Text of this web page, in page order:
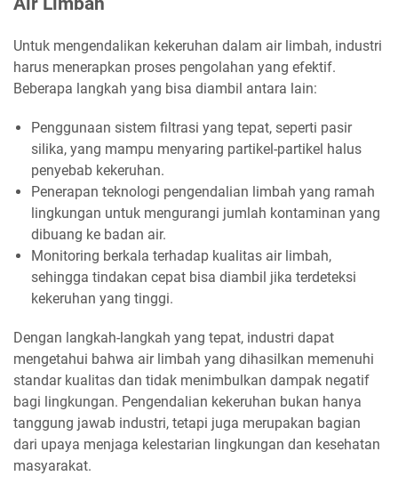
Untuk mengendalikan kekeruhan dalam air limbah, industri
harus menerapkan proses pengolahan yang efektif.
Beberapa langkah yang bisa diambil antara lain:
Penggunaan sistem filtrasi yang tepat, seperti pasir
silika, yang mampu menyaring partikel-partikel halus
penyebab kekeruhan.
Penerapan teknologi pengendalian limbah yang ramah
lingkungan untuk mengurangi jumlah kontaminan yang
dibuang ke badan air.
Monitoring berkala terhadap kualitas air limbah,
sehingga tindakan cepat bisa diambil jika terdeteksi
kekeruhan yang tinggi.
Dengan langkah-langkah yang tepat, industri dapat
mengetahui bahwa air limbah yang dihasilkan memenuhi
standar kualitas dan tidak menimbulkan dampak negatif
bagi lingkungan. Pengendalian kekeruhan bukan hanya
tanggung jawab industri, tetapi juga merupakan bagian
dari upaya menjaga kelestarian lingkungan dan kesehatan
masyarakat.